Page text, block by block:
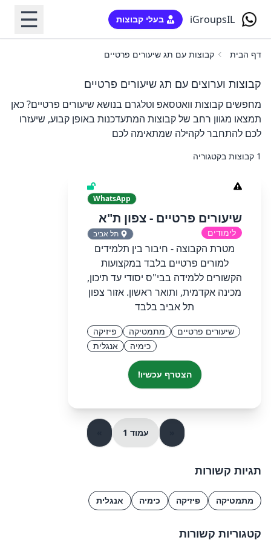
iGroupsIL בעלי קבוצות ☰
דף הבית קבוצות עם תג שיעורים פרטיים
קבוצות וערוצים עם תג שיעורים פרטיים
מחפשים קבוצות וואטסאפ וטלגרם בנושא שיעורים פרטיים? כאן
תמצאו מגוון רחב של קבוצות המתעדכנות באופן קבוע, שיעזרו
לכם להתחבר לקהילה שמתאימה לכם
1 קבוצות בקטגוריה
WhatsApp
שיעורים פרטיים - צפון ת"א
לימודים תל אביב
מטרת הקבוצה - חיבור בין תלמידים
למורים פרטיים בלבד במקצועות
הקשורים ללמידה בבי"ס יסודי עד תיכון,
מכינה אקדמית, ותואר ראשון. אזור צפון
תל אביב בלבד
שיעורים פרטיים מתמטיקה
פיזיקה
כימיה
אנגלית
הצטרף עכשיו!
עמוד 1
תגיות קשורות
מתמטיקה פיזיקה כימיה אנגלית
קטגוריות קשורות